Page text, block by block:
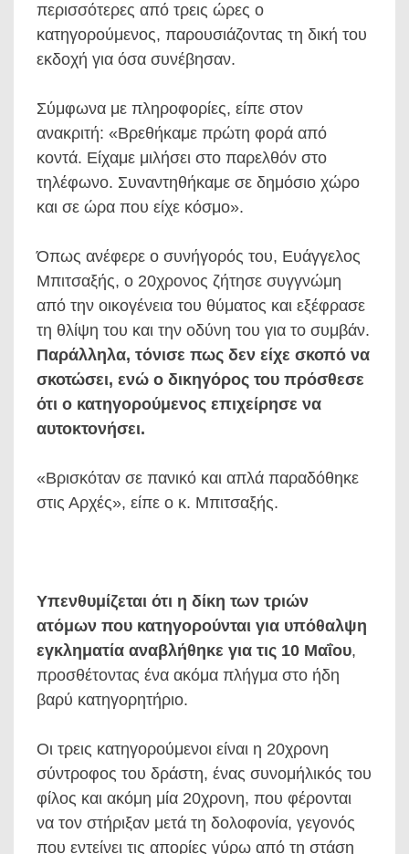
περισσότερες από τρεις ώρες ο
κατηγορούμενος, παρουσιάζοντας τη δική του
εκδοχή για όσα συνέβησαν.
Σύμφωνα με πληροφορίες, είπε στον
ανακριτή: «Βρεθήκαμε πρώτη φορά από
κοντά. Είχαμε μιλήσει στο παρελθόν στο
τηλέφωνο. Συναντηθήκαμε σε δημόσιο χώρο
και σε ώρα που είχε κόσμο».
Όπως ανέφερε ο συνήγορός του, Ευάγγελος
Μπιτσαξής, ο 20χρονος ζήτησε συγγνώμη
από την οικογένεια του θύματος και εξέφρασε
τη θλίψη του και την οδύνη του για το συμβάν.
Παράλληλα, τόνισε πως δεν είχε σκοπό να
σκοτώσει, ενώ ο δικηγόρος του πρόσθεσε
ότι ο κατηγορούμενος επιχείρησε να
αυτοκτονήσει.
«Βρισκόταν σε πανικό και απλά παραδόθηκε
στις Αρχές», είπε ο κ. Μπιτσαξής.
Υπενθυμίζεται ότι η δίκη των τριών
ατόμων που κατηγορούνται για υπόθαλψη
εγκληματία αναβλήθηκε για τις 10 Μαΐου,
προσθέτοντας ένα ακόμα πλήγμα στο ήδη
βαρύ κατηγορητήριο.
Οι τρεις κατηγορούμενοι είναι η 20χρονη
σύντροφος του δράστη, ένας συνομήλικός του
φίλος και ακόμη μία 20χρονη, που φέρονται
να τον στήριξαν μετά τη δολοφονία, γεγονός
που εντείνει τις απορίες γύρω από τη στάση